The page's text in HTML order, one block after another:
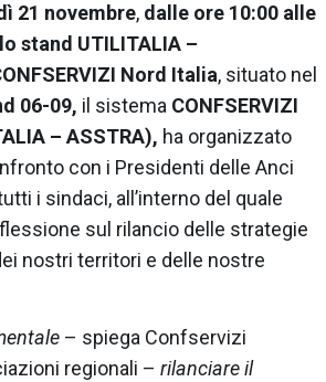
21 novembre, dalle ore 10:00 alle
lo stand UTILITALIA –
Nord Italia, situato nel
06-09, il sistema CONFSERVIZI
– ASSTRA), ha organizzato
con i Presidenti delle Anci
i sindaci, all’interno del quale
sul rilancio delle strategie
nostri territori e delle nostre
– spiega Confservizi
regionali – rilanciare il